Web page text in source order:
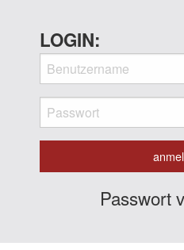
LOGIN:
Passwort